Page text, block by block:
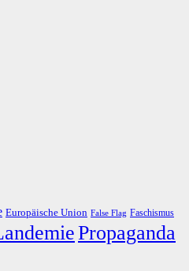
Europäische Union False Flag Faschismus
Propaganda